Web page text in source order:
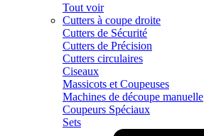
Tout voir
Cutters à coupe droite
Cutters de Sécurité
Cutters de Précision
Cutters circulaires
Ciseaux
Massicots et Coupeuses
Machines de découpe manuelle
Coupeurs Spéciaux
Sets